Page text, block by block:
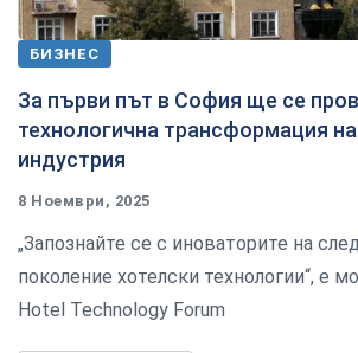
БИЗНЕС
За първи път в София ще се
технологична трансформация
индустрия
8 Ноември, 2025
„Запознайте се с иноваторите на
поколение хотелски технологии“, е
Hotel Technology Forum